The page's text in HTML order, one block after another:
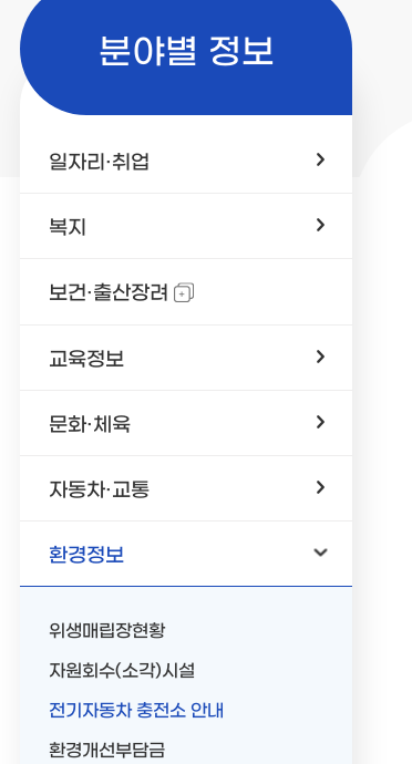
분야별 정보
일자리·취업
복지
보건·출산장려
교육정보
문화·체육
자동차·교통
환경정보
위생매립장현황
자원회수(소각)시설
전기자동차 충전소 안내
환경개선부담금